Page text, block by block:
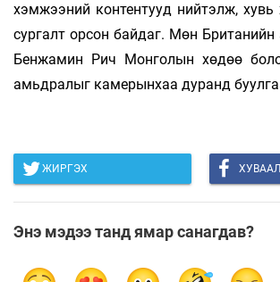
хэмжээний контентууд нийтэлж, хувь
сургалт орсон байдаг. Мөн
Бенжамин Рич Монголын хөдөө
амьдралыг камерынхаа дуранд
ЖИРГЭХ
Энэ мэдээ танд ямар санагдав?